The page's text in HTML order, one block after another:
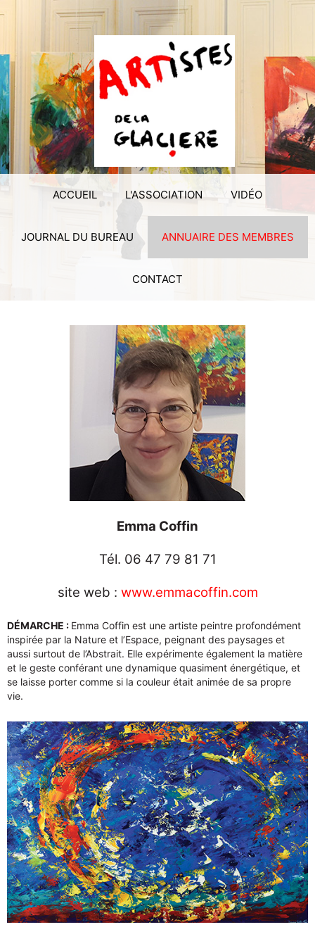
ACCUEIL L'ASSOCIATION VIDÉO
JOURNAL DU BUREAU ANNUAIRE DES MEMBRES
CONTACT
Emma Coffin
Tél. 06 47 79 81 71
site web : www.emmacoffin.com
DÉMARCHE : Emma Coffin est une artiste peintre profondément
inspirée par la Nature et l’Espace, peignant des paysages et
aussi surtout de l’Abstrait. Elle expérimente également la matière
et le geste conférant une dynamique quasiment énergétique, et
se laisse porter comme si la couleur était animée de sa propre
vie.